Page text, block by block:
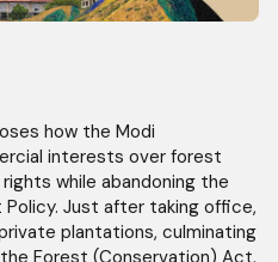
how the Modi
interests over forest
while abandoning the
Just after taking office,
plantations, culminating
Forest (Conservation) Act.